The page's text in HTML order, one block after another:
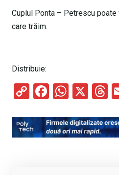
Cuplul Ponta – Petrescu
care trăim.
Distribuie:
C
py
Li
F
ce
b
W
at
s
X
T
e
a